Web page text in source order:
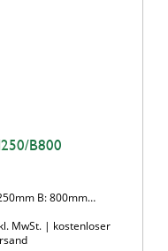
B800
B: 800mm…
MwSt. | kostenloser